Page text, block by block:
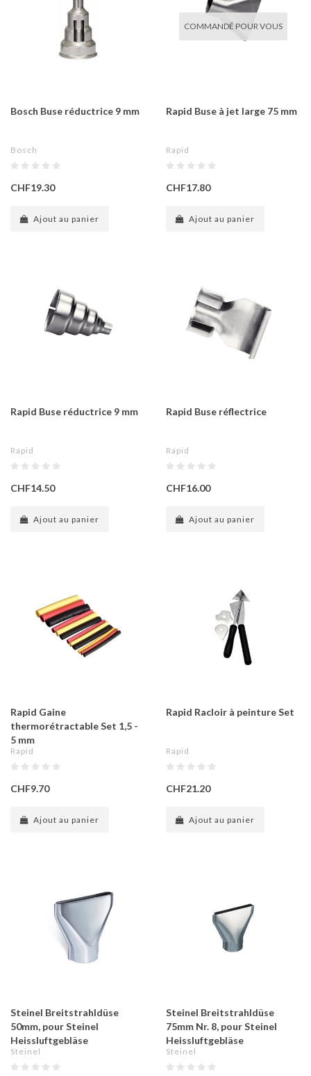
Bosch Buse réductrice 9 mm
Bosch
CHF19.30
Ajout au panier
COMMANDÉ POUR VOUS
Rapid Buse à jet large 75 mm
Rapid
CHF17.80
Ajout au panier
Rapid Buse réductrice 9 mm
Rapid
CHF14.50
Ajout au panier
Rapid Buse réflectrice
Rapid
CHF16.00
Ajout au panier
Rapid Gaine
thermorétractable Set 1,5 -
5 mm
Rapid
CHF9.70
Ajout au panier
Rapid Racloir à peinture Set
Rapid
CHF21.20
Ajout au panier
Steinel Breitstrahldüse
50mm, pour Steinel
Heissluftgebläse
Steinel
Steinel Breitstrahldüse
75mm Nr. 8, pour Steinel
Heissluftgebläse
Steinel